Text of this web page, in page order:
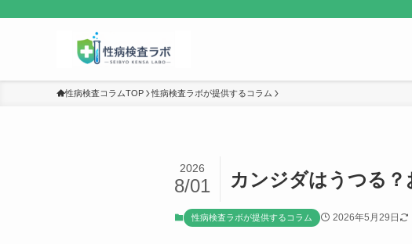
性病検査コラムTOP 性病検査ラボが提供するコラム
カンジダはうつる
2026
8/01
性病検査ラボが提供するコラム 2026年5月29日